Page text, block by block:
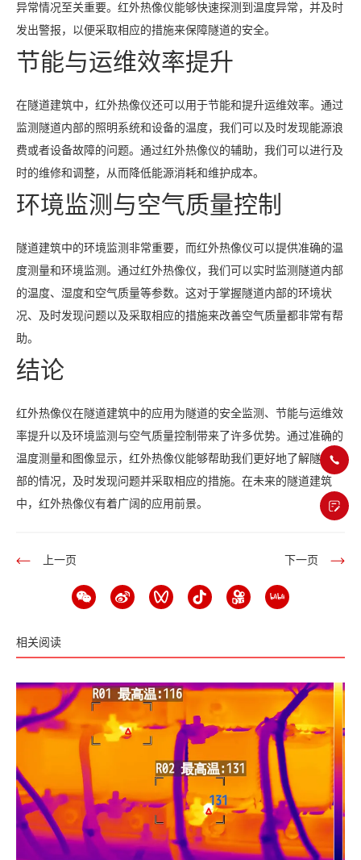
异常情况至关重要。红外热像仪能够快速探测到温度异常，并及时
发出警报，以便采取相应的措施来保障隧道的安全。
节能与运维效率提升
在隧道建筑中，红外热像仪还可以用于节能和提升运维效率。通过
监测隧道内部的照明系统和设备的温度，我们可以及时发现能源浪
费或者设备故障的问题。通过红外热像仪的辅助，我们可以进行及
时的维修和调整，从而降低能源消耗和维护成本。
环境监测与空气质量控制
隧道建筑中的环境监测非常重要，而红外热像仪可以提供准确的温
度测量和环境监测。通过红外热像仪，我们可以实时监测隧道内部
的温度、湿度和空气质量等参数。这对于掌握隧道内部的环境状
况、及时发现问题以及采取相应的措施来改善空气质量都非常有帮
助。
结论
红外热像仪在隧道建筑中的应用为隧道的安全监测、节能与运维效
率提升以及环境监测与空气质量控制带来了许多优势。通过准确的
温度测量和图像显示，红外热像仪能够帮助我们更好地了解隧道内
部的情况，及时发现问题并采取相应的措施。在未来的隧道建筑
中，红外热像仪有着广阔的应用前景。
上一页 下一页
相关阅读